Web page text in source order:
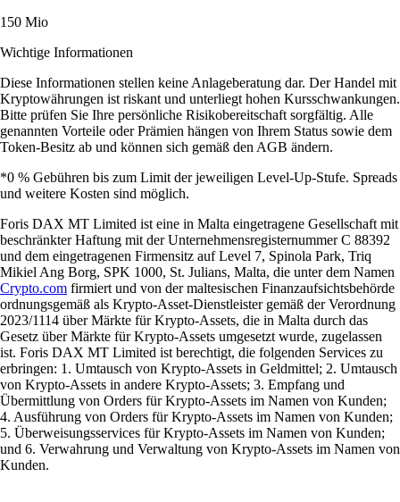
150 Mio
Wichtige Informationen
Diese Informationen stellen keine Anlageberatung dar. Der Handel mit
Kryptowährungen ist riskant und unterliegt hohen Kursschwankungen.
Bitte prüfen Sie Ihre persönliche Risikobereitschaft sorgfältig. Alle
genannten Vorteile oder Prämien hängen von Ihrem Status sowie dem
Token-Besitz ab und können sich gemäß den AGB ändern.
*0 % Gebühren bis zum Limit der jeweiligen Level-Up-Stufe. Spreads
und weitere Kosten sind möglich.
Foris DAX MT Limited ist eine in Malta eingetragene Gesellschaft mit
beschränkter Haftung mit der Unternehmensregisternummer C 88392
und dem eingetragenen Firmensitz auf Level 7, Spinola Park, Triq
Mikiel Ang Borg, SPK 1000, St. Julians, Malta, die unter dem Namen
Crypto.com firmiert und von der maltesischen Finanzaufsichtsbehörde
ordnungsgemäß als Krypto-Asset-Dienstleister gemäß der Verordnung
2023/1114 über Märkte für Krypto-Assets, die in Malta durch das
Gesetz über Märkte für Krypto-Assets umgesetzt wurde, zugelassen
ist. Foris DAX MT Limited ist berechtigt, die folgenden Services zu
erbringen: 1. Umtausch von Krypto-Assets in Geldmittel; 2. Umtausch
von Krypto-Assets in andere Krypto-Assets; 3. Empfang und
Übermittlung von Orders für Krypto-Assets im Namen von Kunden;
4. Ausführung von Orders für Krypto-Assets im Namen von Kunden;
5. Überweisungsservices für Krypto-Assets im Namen von Kunden;
und 6. Verwahrung und Verwaltung von Krypto-Assets im Namen von
Kunden.